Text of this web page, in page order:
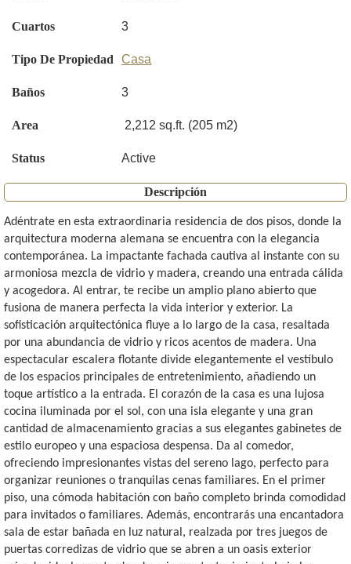
Cuartos 3
Tipo De Propiedad Casa
Baños 3
Area 2,212 sq.ft. (205 m2)
Status Active
Descripción
Adéntrate en esta extraordinaria residencia de dos pisos, donde la
arquitectura moderna alemana se encuentra con la elegancia
contemporánea. La impactante fachada cautiva al instante con su
armoniosa mezcla de vidrio y madera, creando una entrada cálida
y acogedora. Al entrar, te recibe un amplio plano abierto que
fusiona de manera perfecta la vida interior y exterior. La
sofisticación arquitectónica fluye a lo largo de la casa, resaltada
por una abundancia de vidrio y ricos acentos de madera. Una
espectacular escalera flotante divide elegantemente el vestíbulo
de los espacios principales de entretenimiento, añadiendo un
toque artístico a la entrada. El corazón de la casa es una lujosa
cocina iluminada por el sol, con una isla elegante y una gran
cantidad de almacenamiento gracias a sus elegantes gabinetes de
estilo europeo y una espaciosa despensa. Da al comedor,
ofreciendo impresionantes vistas del sereno lago, perfecto para
organizar reuniones o tranquilas cenas familiares. En el primer
piso, una cómoda habitación con baño completo brinda comodidad
para invitados o familiares. Además, encontrarás una encantadora
sala de estar bañada en luz natural, realzada por tres juegos de
puertas corredizas de vidrio que se abren a un oasis exterior